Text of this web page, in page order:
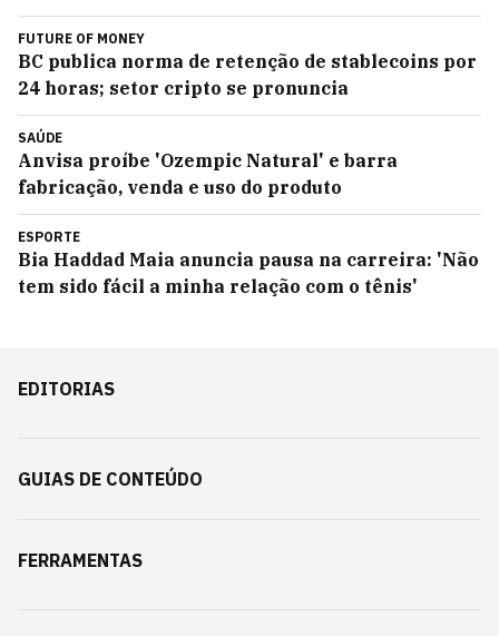
FUTURE OF MONEY
BC publica norma de retenção de stablecoins por
24 horas; setor cripto se pronuncia
SAÚDE
Anvisa proíbe 'Ozempic Natural' e barra
fabricação, venda e uso do produto
ESPORTE
Bia Haddad Maia anuncia pausa na carreira: 'Não
tem sido fácil a minha relação com o tênis'
EDITORIAS
GUIAS DE CONTEÚDO
FERRAMENTAS